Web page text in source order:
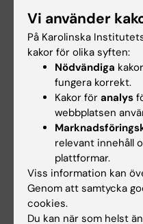
1 jul 2026
Nu stärks det
kollegiala ledarskapet
Från och med den 1 juli
tillträder nya ledare och
ledamöter för…
Vi använder
På Karolinska
kakor för olika syften:
Nödvändiga
fungera korrekt.
Kakor för analys
webbplatsen
relevant innehåll
plattformar.
Viss information kan
Genom att samtycka
cookies.
Du kan när som helst